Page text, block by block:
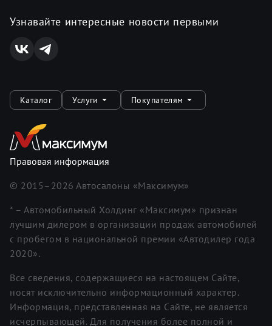
Узнавайте интересные новости первыми
Каталог Услуги Покупателям
Правовая информация
© 2015– 2026 Автосалоны «Максимум»
* – Автомобильный Холдинг «Максимум» признан
лучшим дилером в организации продаж автомобилей
с пробегом в национальной премии «Автодилер года
2020».
Все сведения, содержащиеся на настоящем Сайте,
носят исключительно информационный характер.
Информация, представленная на Сайте, не является
исчерпывающей. Для получения более полной и